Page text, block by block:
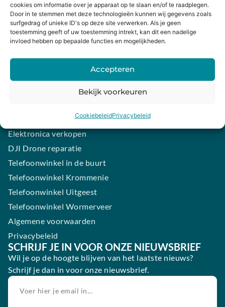
cookies om informatie over je apparaat op te slaan en/of te raadplegen.
Door in te stemmen met deze technologieën kunnen wij gegevens zoals
surfgedrag of unieke ID's op deze site verwerken. Als je geen
toestemming geeft of uw toestemming intrekt, kan dit een nadelige
invloed hebben op bepaalde functies en mogelijkheden.
Accepteren
Bekijk voorkeuren
CookiebeleidPrivacybeleid
Mijn winkelwagen
HANDIGE LINKS
Levering en retourneren
Garantie
Contact
Samsung smartphone laten maken
Elektronica verkopen
DJI Drone reparatie
Telefoonwinkel in de buurt
Telefoonwinkel Krommenie
Telefoonwinkel Uitgeest
Telefoonwinkel Wormerveer
Algemene voorwaarden
Privacybeleid
SCHRIJF JE IN VOOR ONZE NIEUWSBRIEF
Wil je op de hoogte blijven van het laatste nieuws?
Schrijf je dan in voor onze nieuwsbrief.